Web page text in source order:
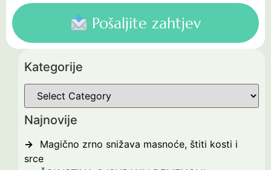
Pošaljite zahtjev
Kategorije
Najnovije
Magično zrno snižava masnoće, štiti kosti i
srce